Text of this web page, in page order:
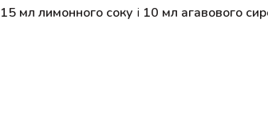
15 мл лимонного соку і 10 мл агавового